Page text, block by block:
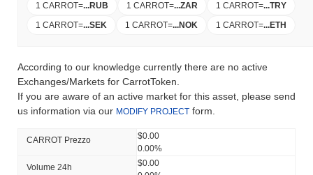
1 CARROT=...RUB 1 CARROT=...ZAR 1 CARROT=...TRY
1 CARROT=...SEK 1 CARROT=...NOK 1 CARROT=...ETH
According to our knowledge currently there are no active
Exchanges/Markets for CarrotToken.
If you are aware of an active market for this asset, please send
us information via our MODIFY PROJECT form.
CARROT Prezzo
$0.00
0.00%
Volume 24h
$0.00